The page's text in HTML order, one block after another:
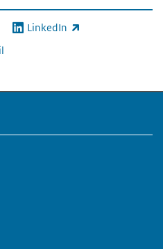
LinkedIn
(externe link)